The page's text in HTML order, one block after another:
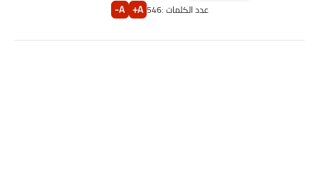
عدد الكلمات :546
A+
A-